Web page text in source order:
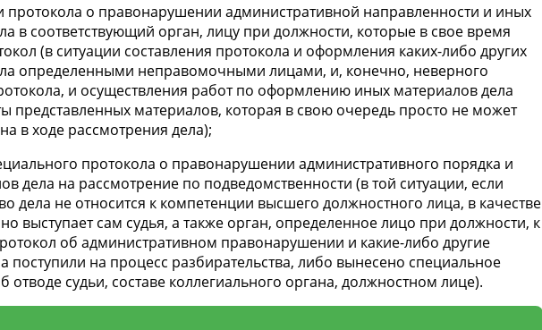
протокола о правонарушении административной направленности и иных
в соответствующий орган, лицу при должности, которые в свое время
(в ситуации составления протокола и оформления каких-либо других
определенными неправомочными лицами, и, конечно, неверного
и осуществления работ по оформлению иных материалов дела
представленных материалов, которая в свою очередь просто не может
в ходе рассмотрения дела);
протокола о правонарушении административного порядка и
дела на рассмотрение по подведомственности (в той ситуации, если
дела не относится к компетенции высшего должностного лица, в качестве
выступает сам судья, а также орган, определенное лицо при должности, к
об административном правонарушении и какие-либо другие
поступили на процесс разбирательства, либо вынесено специальное
отводе судьи, составе коллегиального органа, должностном лице).